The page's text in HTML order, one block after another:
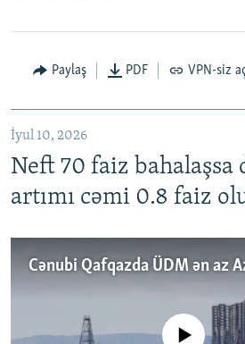
Paylaş PDF VPN-siz
İyul 10, 2026
Neft 70 faiz bahalaşsa
artımı cəmi 0.8 faiz
No media source